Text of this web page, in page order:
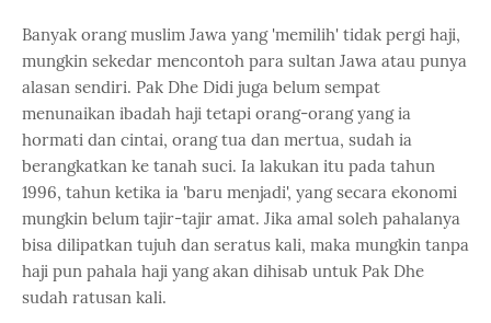
Banyak orang muslim Jawa yang 'memilih' tidak pergi haji,
mungkin sekedar mencontoh para sultan Jawa atau punya
alasan sendiri. Pak Dhe Didi juga belum sempat
menunaikan ibadah haji tetapi orang-orang yang ia
hormati dan cintai, orang tua dan mertua, sudah ia
berangkatkan ke tanah suci. Ia lakukan itu pada tahun
1996, tahun ketika ia 'baru menjadi', yang secara ekonomi
mungkin belum tajir-tajir amat. Jika amal soleh pahalanya
bisa dilipatkan tujuh dan seratus kali, maka mungkin tanpa
haji pun pahala haji yang akan dihisab untuk Pak Dhe
sudah ratusan kali.